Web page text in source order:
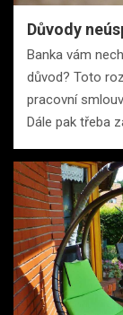
Důvody
Banka vám
důvod? Toto
pracovní
Dále pak třeba